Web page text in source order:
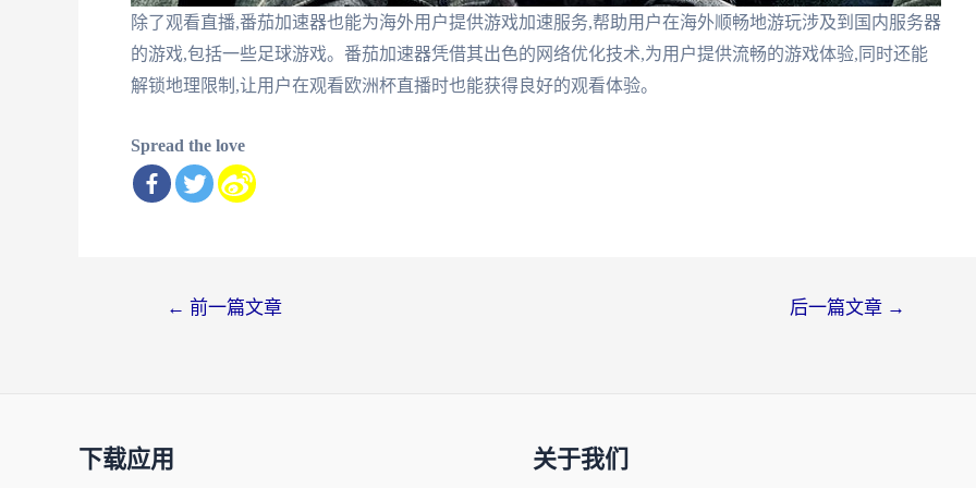
除了观看直播,番茄加速器也能为海外用户提供游戏加速服务,帮助用户在海外顺畅地游玩涉及到国内服务器
的游戏,包括一些足球游戏。番茄加速器凭借其出色的网络优化技术,为用户提供流畅的游戏体验,同时还能
解锁地理限制,让用户在观看欧洲杯直播时也能获得良好的观看体验。
Spread the love
← 前一篇文章 后一篇文章 →
下载应用 关于我们